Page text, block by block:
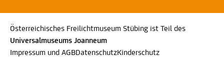
Österreichisches Freilichtmuseum Stübing ist Teil des
Universalmuseums Joanneum
Impressum und AGBDatenschutzKinderschutz